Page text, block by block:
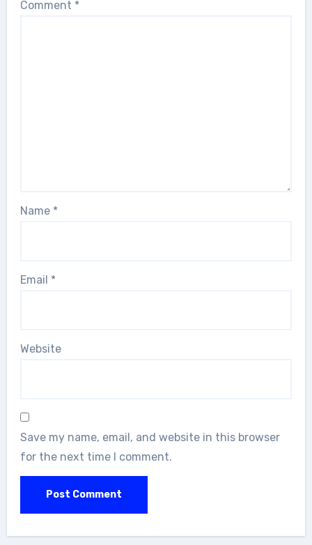
Comment *
Name *
Email *
Website
Save my name, email, and website in this browser
for the next time I comment.